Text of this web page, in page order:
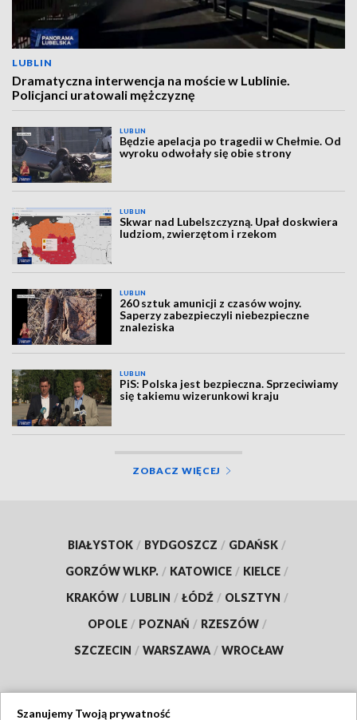
LUBLIN
Dramatyczna interwencja na moście w Lublinie.
Policjanci uratowali mężczyznę
LUBLIN
Będzie apelacja po tragedii w Chełmie. Od
wyroku odwołały się obie strony
LUBLIN
Skwar nad Lubelszczyzną. Upał doskwiera
ludziom, zwierzętom i rzekom
LUBLIN
260 sztuk amunicji z czasów wojny.
Saperzy zabezpieczyli niebezpieczne
znaleziska
LUBLIN
PiS: Polska jest bezpieczna. Sprzeciwiamy
się takiemu wizerunkowi kraju
ZOBACZ WIĘCEJ
BIAŁYSTOK / BYDGOSZCZ / GDAŃSK /
GORZÓW WLKP. / KATOWICE / KIELCE /
KRAKÓW / LUBLIN / ŁÓDŹ / OLSZTYN /
OPOLE / POZNAŃ / RZESZÓW /
SZCZECIN / WARSZAWA / WROCŁAW
Szanujemy Twoją prywatność